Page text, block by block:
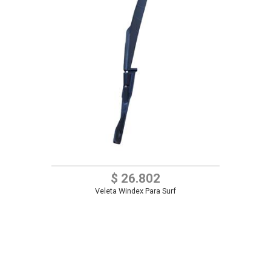
$ 26.802
Veleta Windex Para Surf